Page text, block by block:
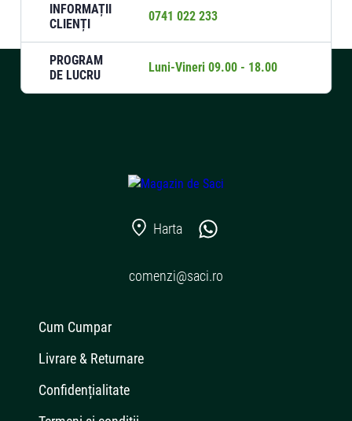
INFORMAȚII
CLIENȚI
0741 022 233
PROGRAM
DE LUCRU
Luni-Vineri 09.00 - 18.00
Harta
comenzi@saci.ro
Cum Cumpar
Livrare & Returnare
Confidențialitate